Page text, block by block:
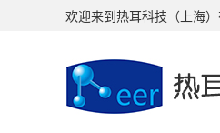
欢迎来到热耳科技（上海）